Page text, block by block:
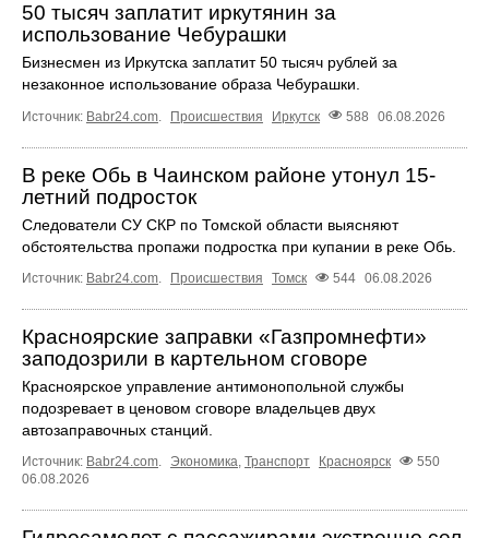
50 тысяч заплатит иркутянин за
использование Чебурашки
Бизнесмен из Иркутска заплатит 50 тысяч рублей за
незаконное использование образа Чебурашки.
Источник: Babr24.com Происшествия Иркутск 588 06.08.2026
В реке Обь в Чаинском районе утонул 15-
летний подросток
Следователи СУ СКР по Томской области выясняют
обстоятельства пропажи подростка при купании в реке Обь.
Источник: Babr24.com Происшествия Томск 544 06.08.2026
Красноярские заправки «Газпромнефти»
заподозрили в картельном сговоре
Красноярское управление антимонопольной службы
подозревает в ценовом сговоре владельцев двух
автозаправочных станций.
Источник: Babr24.com Экономика Транспорт Красноярск
550
06.08.2026